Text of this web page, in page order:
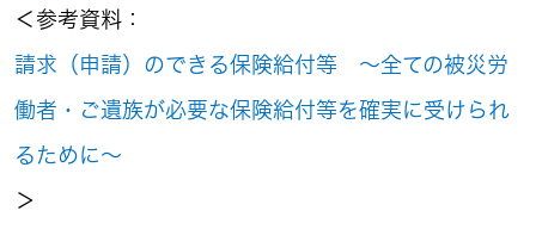
＜参考資料：
請求（申請）のできる保険給付等 ～全ての被災労
働者・ご遺族が必要な保険給付等を確実に受けられ
るために～
＞